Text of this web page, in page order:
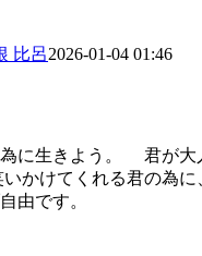
比呂2026-01-04 01:46
に生きよう。 君が
かけてくれる君の
由です。